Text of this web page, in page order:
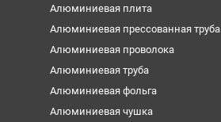
Алюминиевая плита
Алюминиевая прессованная труба
Алюминиевая проволока
Алюминиевая труба
Алюминиевая фольга
Алюминиевая чушка